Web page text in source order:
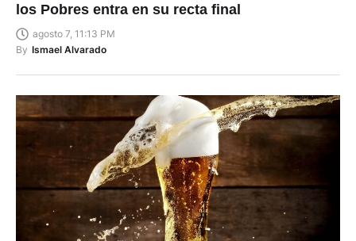
los Pobres entra en su recta final
agosto 7, 11:13 PM
By Ismael Alvarado